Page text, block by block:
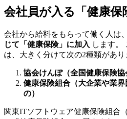
会社員が入る「健康保
会社から給料をもらって働く人は
じて「健康保険」に加入 します。
は、大きく分けて次の2種類があり
協会けんぽ（全国健康保険協
健康保険組合（大企業や業
の）
関東ITソフトウェア健康保険組合